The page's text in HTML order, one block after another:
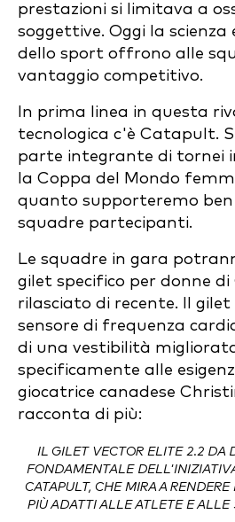
prestazioni si limitava a
soggettive. Oggi la scienza
dello sport offrono alle
vantaggio competitivo.
In prima linea in questa
tecnologica c'è Catapult.
parte integrante di tornei
la Coppa del Mondo
quanto supporteremo ben
squadre partecipanti.
Le squadre in gara
gilet specifico per donne
rilasciato di recente. Il
sensore di frequenza
di una vestibilità
specificamente alle
giocatrice canadese
racconta di più:
IL GILET VECTOR ELITE 2.2 DA
FONDAMENTALE
CATAPULT, CHE MIRA A RENDERE
PIÙ ADATTI ALLE ATLETE E